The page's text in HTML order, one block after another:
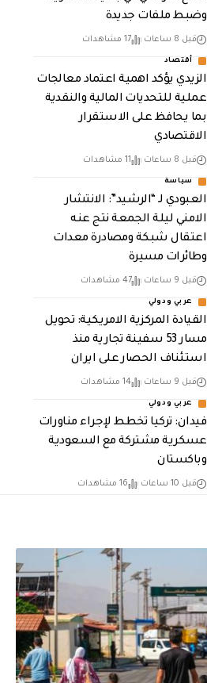
وضبط ملفات جديدة
قبل 8 ساعات 17 مشاهدات
أقتصاد
الزيدي يؤكد اهمية اعتماد معالجات
عملية للتحديات المالية والنقدية
بما يحافظ على الاستقرار
الاقتصادي
قبل 8 ساعات 11 مشاهدات
سياسة
العبودي لـ “الرشيد”: الانتشار
الامني ليلة الجمعة نتج عنه
اعتقال شبكة ومصادرة معدات
وطائرات مسيرة
قبل 9 ساعات 47 مشاهدات
عربي ودولي
القيادة المركزية الامريكية: تحويل
مسار 53 سفينة تجارية منذ
استئناف الحصار على ايران
قبل 9 ساعات 14 مشاهدات
عربي ودولي
فيدان: تركيا تخطط لإجراء مناورات
عسكرية مشتركة مع السعودية
وباكستان
قبل 10 ساعات 16 مشاهدات